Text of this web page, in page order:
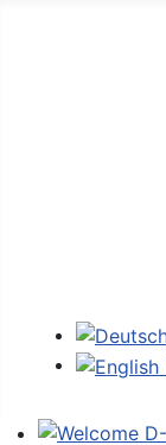
Select your